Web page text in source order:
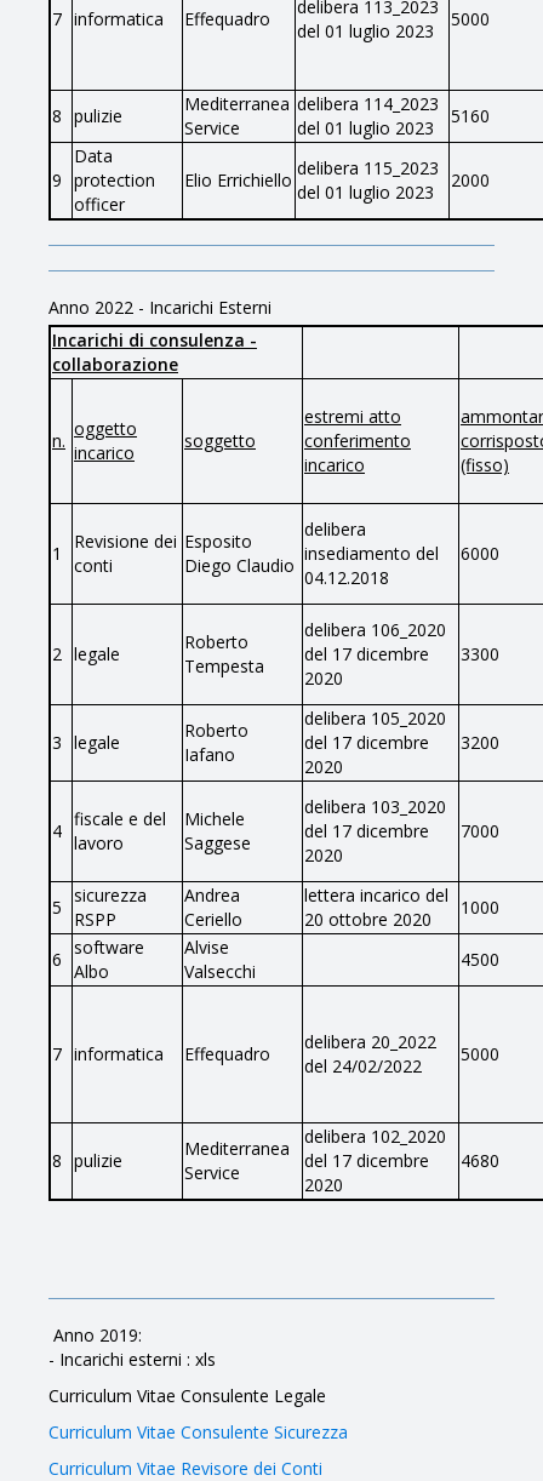
7 informatica Effequadro
delibera 113_2023
del 01 luglio 2023
5000
8 pulizie
Mediterranea
Service
delibera 114_2023
del 01 luglio 2023
5160
9
Data
protection
officer
Elio Errichiello
delibera 115_2023
del 01 luglio 2023
2000
Anno 2022 - Incarichi Esterni
Incarichi di consulenza -
collaborazione
n.
oggetto
incarico
soggetto
estremi atto
conferimento
incarico
(fisso)
1
Revisione dei
conti
Esposito
Diego Claudio
delibera
insediamento del
04.12.2018
6000
2 legale
Roberto
Tempesta
delibera 106_2020
del 17 dicembre
2020
3300
3 legale
Roberto
Iafano
delibera 105_2020
del 17 dicembre
2020
3200
4
fiscale e del
lavoro
Michele
Saggese
delibera 103_2020
del 17 dicembre
2020
7000
5
sicurezza
RSPP
Andrea
Ceriello
lettera incarico del
20 ottobre 2020
1000
6
software
Albo
Alvise
Valsecchi
4500
7 informatica Effequadro
delibera 20_2022
del 24/02/2022
5000
8 pulizie
Mediterranea
Service
delibera 102_2020
del 17 dicembre
2020
4680
Anno 2019:
- Incarichi esterni : xls
Curriculum Vitae Consulente Legale
Curriculum Vitae Consulente Sicurezza
Curriculum Vitae Revisore dei Conti